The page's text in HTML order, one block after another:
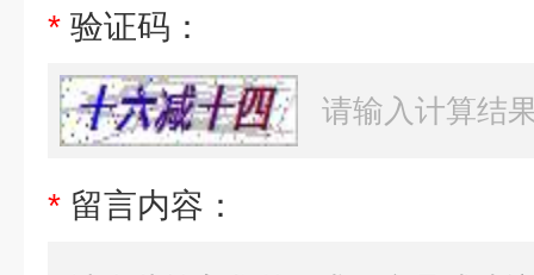
* 验证码：
* 留言内容：